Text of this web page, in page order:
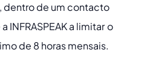
de um contacto
INFRASPEAK a limitar o
de 8 horas mensais.